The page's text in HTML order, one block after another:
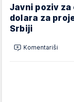
Javni poziv
dolara za
Srbiji
Komentariši